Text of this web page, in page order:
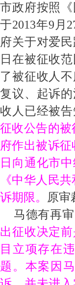
市政府按照
于2013年9月
府关于对爱
日在被征收
了被征收人
复议、起诉
收人已经被
征收公告的
府作出被诉
日向通化市
《中华人民
诉期限。
原审
马德有再
出征收决定
目立项存在
题。本案因